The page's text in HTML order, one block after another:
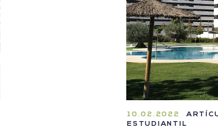
10.02.2022
ESTUDIANTIL